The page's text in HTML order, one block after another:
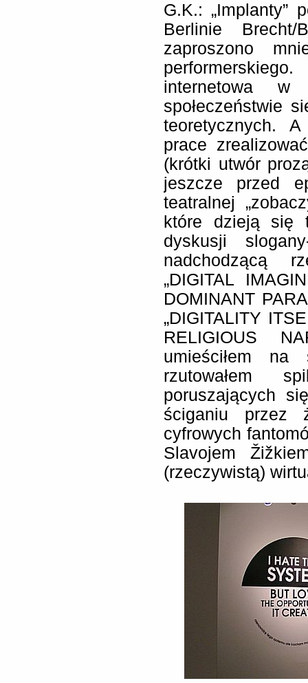
G.K.: „Implanty”
Berlinie
zaproszono
internetowa
społeczeństwie
teoretycznych.
prace
(krótki utwór
jeszcze przed
teatralnej
które dzieją się
dyskusji
nadchodzącą
„DIGITAL
DOMINANT
„DIGITALITY
RELIGIOUS
umieściłem na
rzutowałem
poruszających
ściganiu przez
cyfrowych
Slavojem
(rzeczywistą)